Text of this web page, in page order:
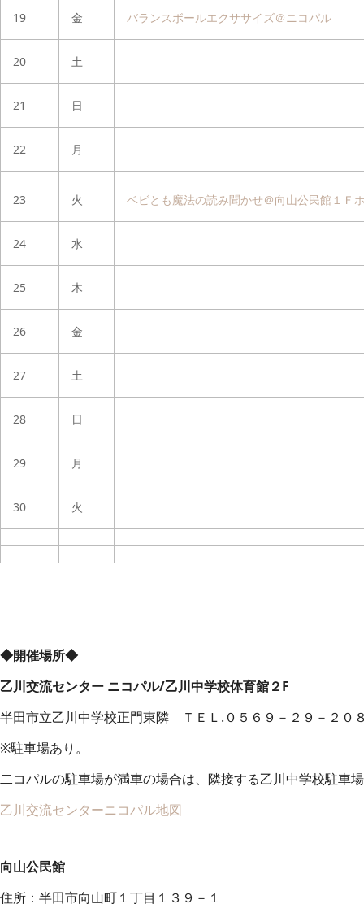
19 金 バランスボールエクササイズ＠ニコパル
20 土
21 日
22 月
23 火 ベビとも魔法の読み聞かせ＠向山公民館１Ｆ
24 水
25 木
26 金
27 土
28 日
29 月
30 火
◆開催場所◆
乙川交流センター ニコパル/乙川中学校体育館２F
半田市立乙川中学校正門東隣 ＴＥＬ.０５６９－２９－２０
※駐車場あり。
二コパルの駐車場が満車の場合は、隣接する乙川中学校駐車
乙川交流センターニコパル地図
向山公民館
住所：半田市向山町１丁目１３９－１